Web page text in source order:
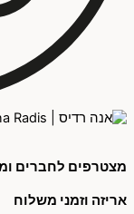
מצטרפים לחברים ומקבלים קופון
אריזה וזמני משלוח